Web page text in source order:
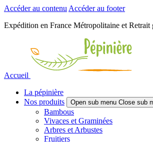
Accéder au contenu Accéder au footer
Expédition en France Métropolitaine et Retrait
Accueil
La pépinière
Nos produits
Open sub menu Close sub
Bambous
Vivaces et Graminées
Arbres et Arbustes
Fruitiers